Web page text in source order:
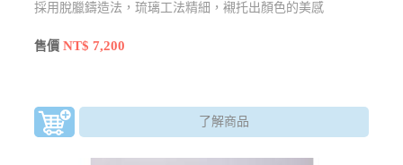
採用脫臘鑄造法，琉璃工法精細，襯托出顏色的美感
售價NT$ 7,200
了解商品